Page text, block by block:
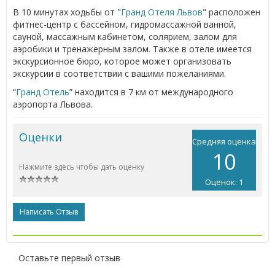
В 10 минутах ходьбы от "Гранд Отеля Львов" расположен
фитнес-центр с бассейном, гидромассажной ванной,
сауной, массажным кабинетом, солярием, залом для
аэробики и тренажерным залом. Также в отеле имеется
экскурсионное бюро, которое может организовать
экскурсии в соответствии с вашими пожеланиями.
“Гранд Отель” находится в 7 км от международного
аэропорта Львова.
Средняя оценка
10
Оценок: 1
Оценки
Нажмите здесь чтобы дать оценку
Написать Отзыв
Оставьте первый отзыв